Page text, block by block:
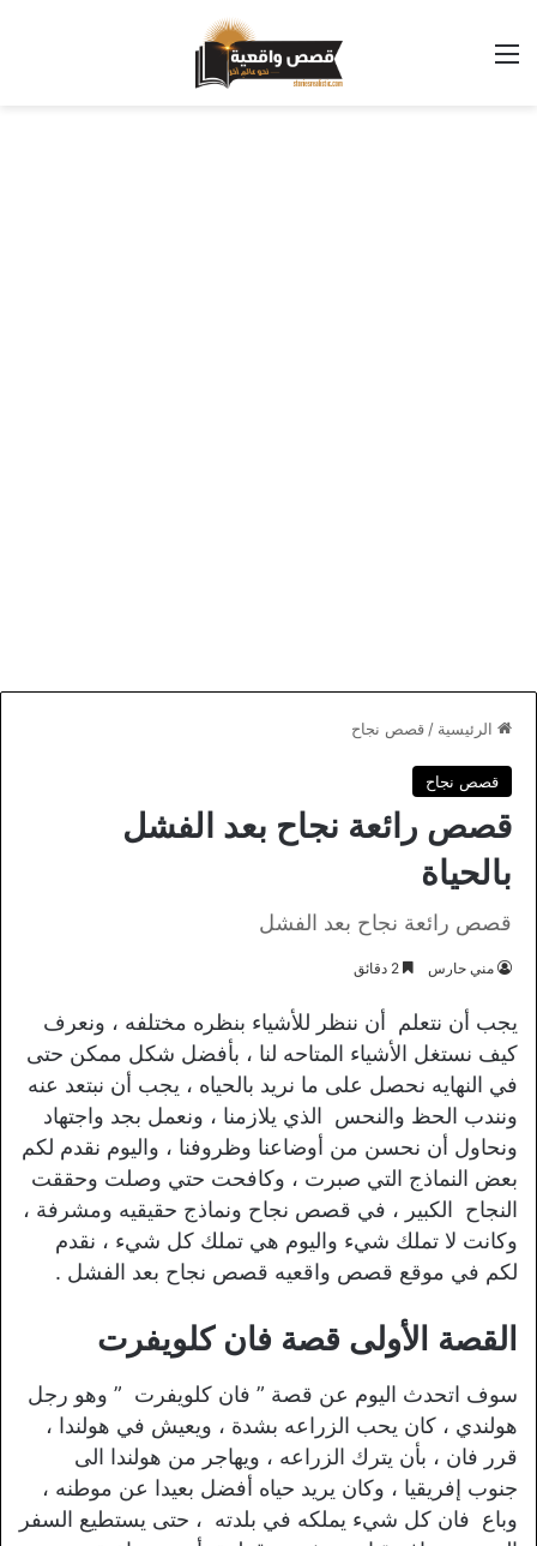
القائمة
الرئيسية / قصص نجاح
قصص نجاح
قصص رائعة نجاح بعد الفشل
بالحياة
قصص رائعة نجاح بعد الفشل
مني حارس
يجب أن نتعلم أن ننظر للأشياء بنظره مختلفه ، ونعرف
كيف نستغل الأشياء المتاحه لنا ، بأفضل شكل ممكن حتى
في النهايه نحصل على ما نريد بالحياه ، يجب أن نبتعد عنه
ونندب الحظ والنحس الذي يلازمنا ، ونعمل بجد واجتهاد
ونحاول أن نحسن من أوضاعنا وظروفنا ، واليوم نقدم لكم
بعض النماذج التي صبرت ، وكافحت حتي وصلت وحققت
النجاح الكبير ، في قصص نجاح ونماذج حقيقيه ومشرفة ،
وكانت لا تملك شيء واليوم هي تملك كل شيء ، نقدم
لكم في موقع قصص واقعيه قصص نجاح بعد الفشل .
القصة الأولى قصة فان كلويفرت
سوف اتحدث اليوم عن قصة ” فان كلويفرت ” وهو رجل
هولندي ، كان يحب الزراعه بشدة ، ويعيش في هولندا ،
قرر فان ، بأن يترك الزراعه ، ويهاجر من هولندا الى
جنوب إفريقيا ، وكان يريد حياه أفضل بعيدا عن موطنه ،
وباع فان كل شيء يملكه في بلدته ، حتى يستطيع السفر